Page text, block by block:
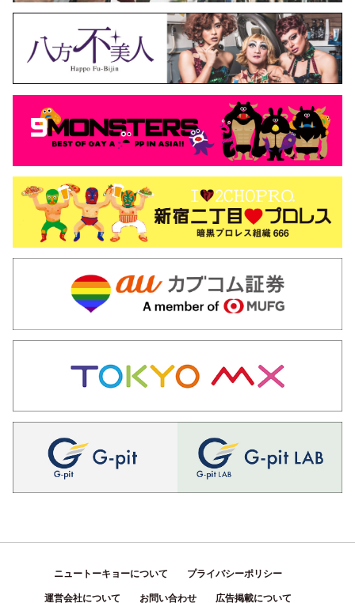
ニュートーキョーについて プライバシーポリシー
運営会社について お問い合わせ 広告掲載について